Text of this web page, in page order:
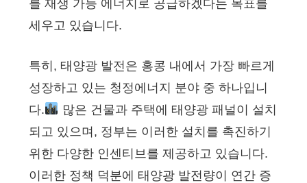
를 재생 가능 에너지로 공급하겠다는 목표를
세우고 있습니다.
특히, 태양광 발전은 홍콩 내에서 가장 빠르게
성장하고 있는 청정에너지 분야 중 하나입니
다.
많은 건물과 주택에 태양광 패널이 설치
되고 있으며, 정부는 이러한 설치를 촉진하기
위한 다양한 인센티브를 제공하고 있습니다.
이러한 정책 덕분에 태양광 발전량이 연간 증